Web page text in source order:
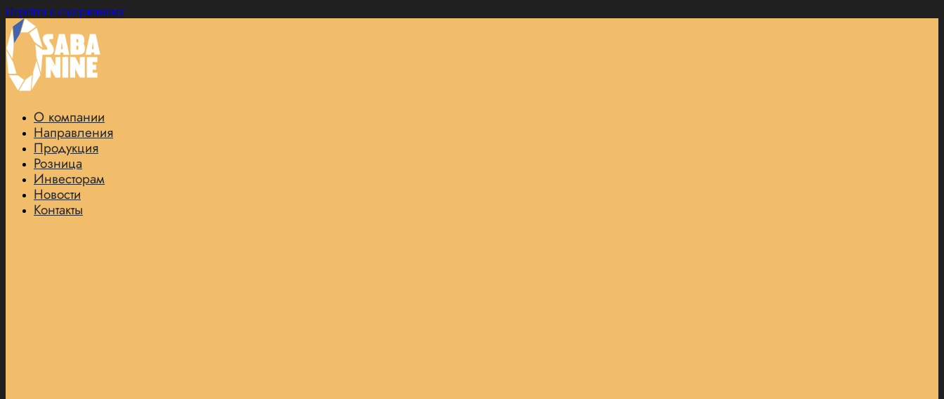
Перейти к содержимому
О компании
Направления
Продукция
Розница
Инвесторам
Новости
Контакты